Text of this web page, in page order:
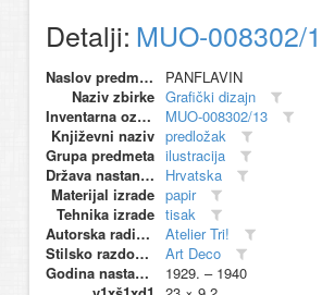
Detalji: MUO-008302/
Naslov predmeta
PANFLAVIN
Naziv zbirke Grafički dizajn
Inventarna oznaka
MUO-008302/13
Književni naziv predložak
Grupa predmeta ilustracija
Država nastanka
Hrvatska
Materijal izrade papir
Tehnika izrade tisak
Autorska radionica (proizvođač)
Atelier Tri!
Stilsko razdoblje
Art Deco
Godina nastanka
1929. – 1940